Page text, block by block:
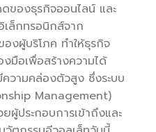
ดของธุรกิจออนไลน์ และ
เล็กทรอนิกส์จาก
งผู้บริโภค ทำให้ธุรกิจ
มือเพื่อสร้างความได้
วามคล่องตัวสูง ซึ่งระบบ
Management)
ผู้ประกอบการเข้าถึงและ